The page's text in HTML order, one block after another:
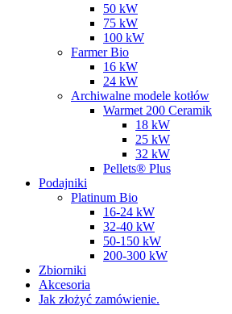
50 kW
75 kW
100 kW
Farmer Bio
16 kW
24 kW
Archiwalne modele kotłów
Warmet 200 Ceramik
18 kW
25 kW
32 kW
Pellets® Plus
Podajniki
Platinum Bio
16-24 kW
32-40 kW
50-150 kW
200-300 kW
Zbiorniki
Akcesoria
Jak złożyć zamówienie.